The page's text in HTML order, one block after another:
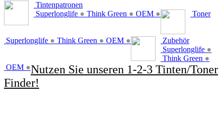
Tintenpatronen
Superlonglife ● Think Green ● OEM ● Toner
Superlonglife ● Think Green ● OEM ●
Zubehör
Superlonglife ●
Think Green ●
OEM ●Nutzen Sie unseren 1-2-3 Tinten/Toner
Finder!